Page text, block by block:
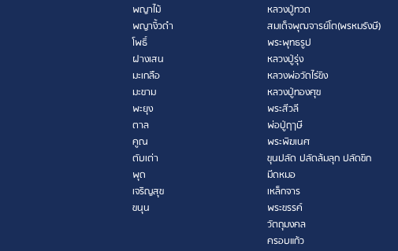
พญาไม้
พญางิ้วดำ
โพธิ์
ฝางเสน
มะเกลือ
มะขาม
พะยุง
ตาล
คูณ
ตับเต่า
พุด
เจริญสุข
ขนุน
หลวงปู่ทวด
สมเด็จพุฒจารย์โต(พรหมรังษี)
พระพุทธรูป
หลวงปู่รุ่ง
หลวงพ่อวัดไร่ขิง
หลวงปู่ทองศุข
พระสีวลี
พ่อปู่ฤาษี
พระพิฆเนศ
ขุนปลัด ปลัดล้มลุก ปลัดขิก
มีดหมอ
เหล็กจาร
พระขรรค์
วัตถุมงคล
ครอบแก้ว